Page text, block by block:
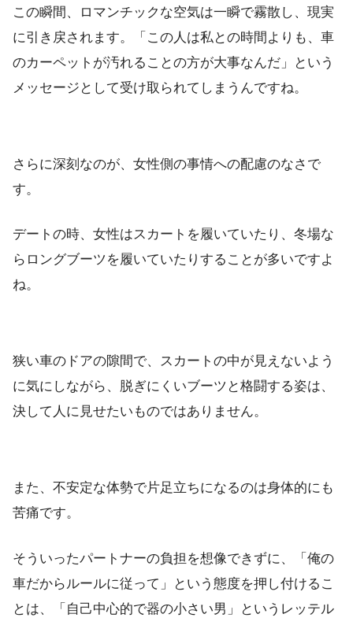
この瞬間、ロマンチックな空気は一瞬で霧散し、現実
に引き戻されます。「この人は私との時間よりも、車
のカーペットが汚れることの方が大事なんだ」という
メッセージとして受け取られてしまうんですね。
さらに深刻なのが、女性側の事情への配慮のなさで
す。
デートの時、女性はスカートを履いていたり、冬場な
らロングブーツを履いていたりすることが多いですよ
ね。
狭い車のドアの隙間で、スカートの中が見えないよう
に気にしながら、脱ぎにくいブーツと格闘する姿は、
決して人に見せたいものではありません。
また、不安定な体勢で片足立ちになるのは身体的にも
苦痛です。
そういったパートナーの負担を想像できずに、「俺の
車だからルールに従って」という態度を押し付けるこ
とは、「自己中心的で器の小さい男」というレッテル